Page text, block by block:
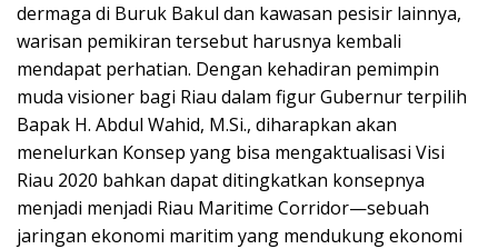
dermaga di Buruk Bakul dan kawasan pesisir lainnya,
warisan pemikiran tersebut harusnya kembali
mendapat perhatian. Dengan kehadiran pemimpin
muda visioner bagi Riau dalam figur Gubernur terpilih
Bapak H. Abdul Wahid, M.Si., diharapkan akan
menelurkan Konsep yang bisa mengaktualisasi Visi
Riau 2020 bahkan dapat ditingkatkan konsepnya
menjadi menjadi Riau Maritime Corridor—sebuah
jaringan ekonomi maritim yang mendukung ekonomi